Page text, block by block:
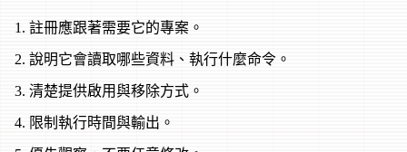
註冊應跟著需要它的專案。
說明它會讀取哪些資料、執行什麼命令。
清楚提供啟用與移除方式。
限制執行時間與輸出。